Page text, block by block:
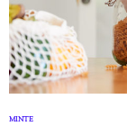
MINTE